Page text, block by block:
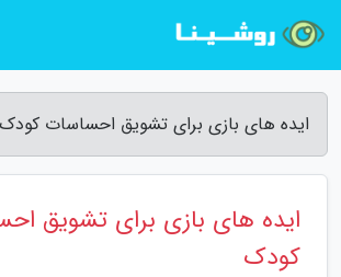
ایده های بازی برای تشویق احساسات
ایده های بازی برای تشویق
کودک